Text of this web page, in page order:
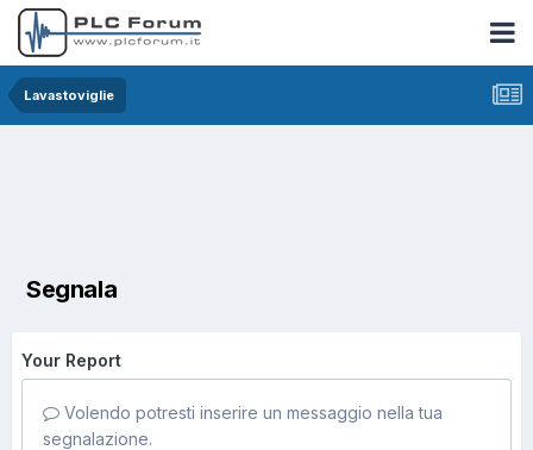
Lavastoviglie
Segnala
Your Report
Volendo potresti inserire un messaggio nella tua
segnalazione.